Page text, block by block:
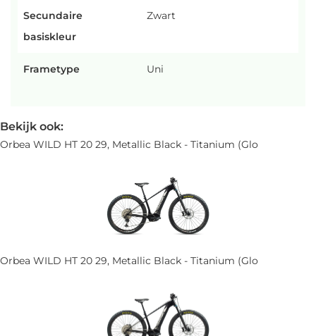
Secundaire
basiskleur
Zwart
Frametype Uni
Bekijk ook:
Orbea WILD HT 20 29, Metallic Black - Titanium (Glo
Orbea WILD HT 20 29, Metallic Black - Titanium (Glo